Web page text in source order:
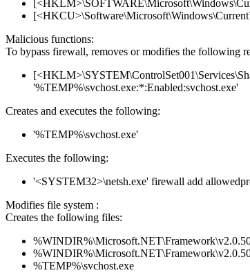
Malicious functions:
To bypass firewall, removes or modifies the following
'%TEMP%\svchost.exe:*:Enabled:svchost.exe'
Creates and executes the following:
'%TEMP%\svchost.exe'
Executes the following:
'<SYSTEM32>\netsh.exe' firewall add
Modifies file system :
Creates the following files:
%TEMP%\svchost.exe